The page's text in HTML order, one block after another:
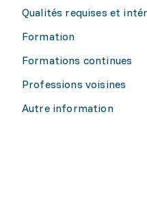
Qualités requises et
Formation
Formations continues
Professions voisines
Autre information